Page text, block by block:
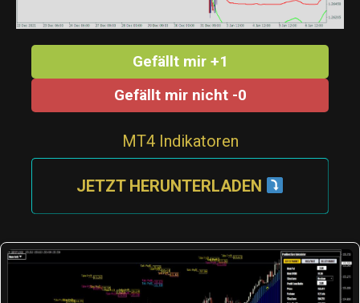
Gefällt mir +1
Gefällt mir nicht -0
MT4 Indikatoren
JETZT HERUNTERLADEN